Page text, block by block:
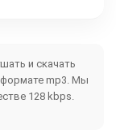
и скачать
mp3. Мы
128 kbps.